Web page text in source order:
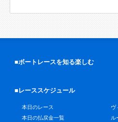
■ボートレースを知る楽しむ
■レーススケジュール
本日のレース
本日の払戻金一覧
ヴ
ル